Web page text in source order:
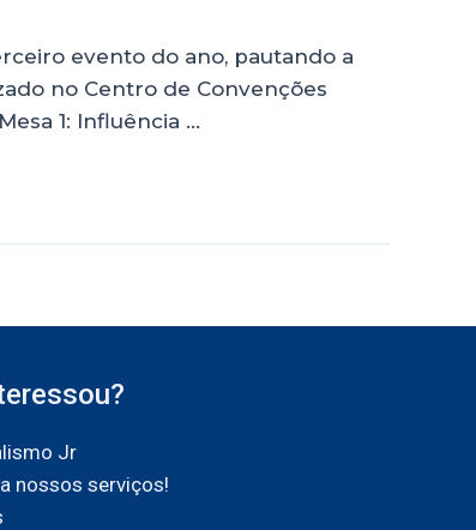
evento do ano, pautando a
no Centro de Convenções
1: Influência …
Jr
nossos serviços!